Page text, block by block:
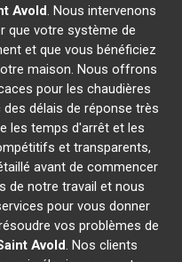
Avold. Nous intervenons
que votre système de
et que vous bénéficiez
maison. Nous offrons
pour les chaudières
des délais de réponse très
les temps d'arrêt et les
et transparents,
avant de commencer
de notre travail et nous
pour vous donner
vos problèmes de
Avold. Nos clients